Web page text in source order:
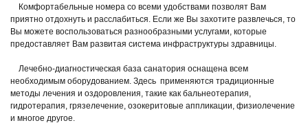
Комфортабельные номера со всеми удобствами позволят Вам
приятно отдохнуть и расслабиться. Если же Вы захотите развлечься, то
Вы можете воспользоваться разнообразными услугами, которые
предоставляет Вам развитая система инфраструктуры здравницы.
Лечебно-диагностическая база санатория оснащена всем
необходимым оборудованием. Здесь применяются традиционные
методы лечения и оздоровления, такие как бальнеотерапия,
гидротерапия, грязелечение, озокеритовые аппликации, физиолечение
и многое другое.